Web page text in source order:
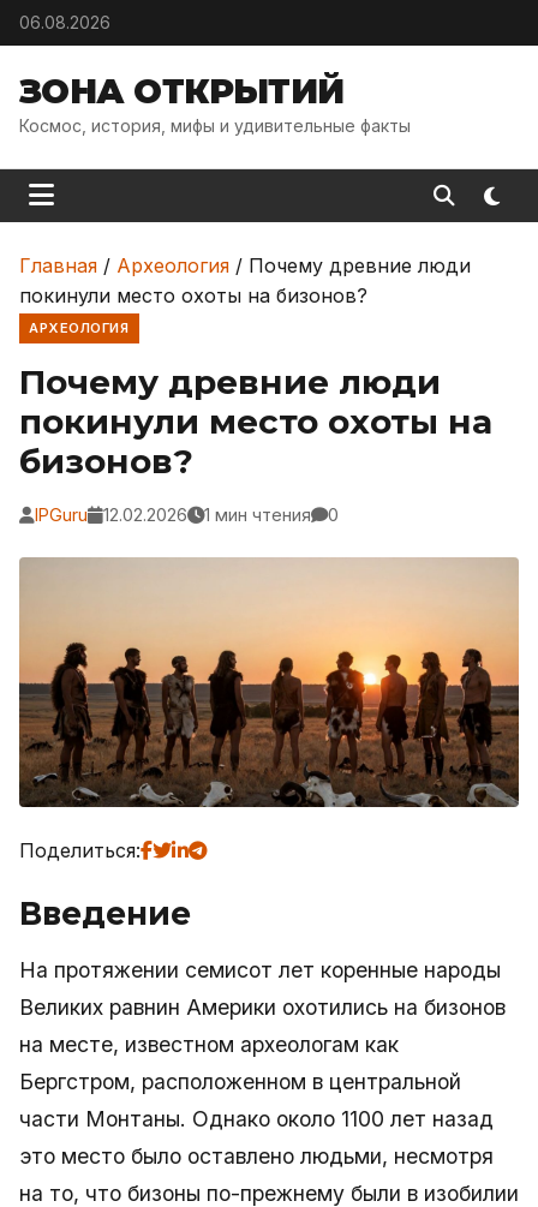
Skip to content
06.08.2026
ЗОНА ОТКРЫТИЙ
Космос, история, мифы и удивительные факты
Главная / Археология / Почему древние люди
покинули место охоты на бизонов?
АРХЕОЛОГИЯ
Почему древние люди
покинули место охоты на
бизонов?
IPGuru 12.02.2026 1 мин чтения 0
Поделиться:
Введение
На протяжении семисот лет коренные народы
Великих равнин Америки охотились на бизонов
на месте, известном археологам как
Бергстром, расположенном в центральной
части Монтаны. Однако около 1100 лет назад
это место было оставлено людьми, несмотря
на то, что бизоны по-прежнему были в изобилии